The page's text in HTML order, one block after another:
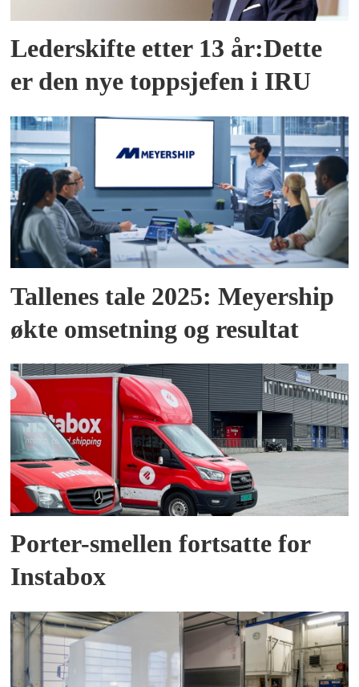
Lederskifte etter 13 år:Dette
er den nye toppsjefen i IRU
Tallenes tale 2025: Meyership
økte omsetning og resultat
Porter-smellen fortsatte for
Instabox